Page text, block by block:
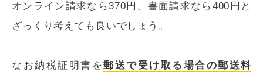
オンライン請求なら370円、書面請求なら400円と
ざっくり考えても良いでしょう。
なお納税証明書を郵送で受け取る場合の郵送料